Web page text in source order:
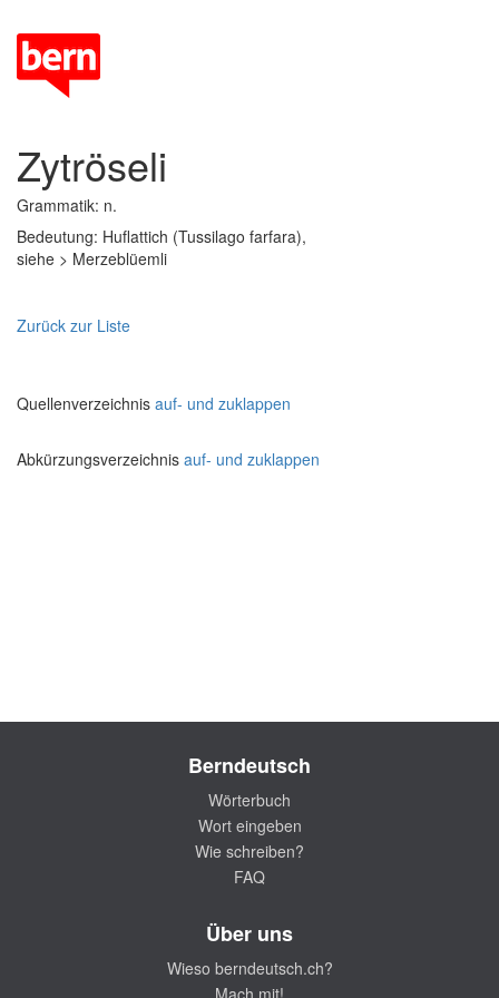
Zytröseli
Grammatik: n.
Bedeutung: Huflattich (Tussilago farfara),
siehe > Merzeblüemli
Zurück zur Liste
Quellenverzeichnis auf- und zuklappen
Abkürzungsverzeichnis auf- und zuklappen
Berndeutsch
Wörterbuch
Wort eingeben
Wie schreiben?
FAQ
Über uns
Wieso berndeutsch.ch?
Mach mit!